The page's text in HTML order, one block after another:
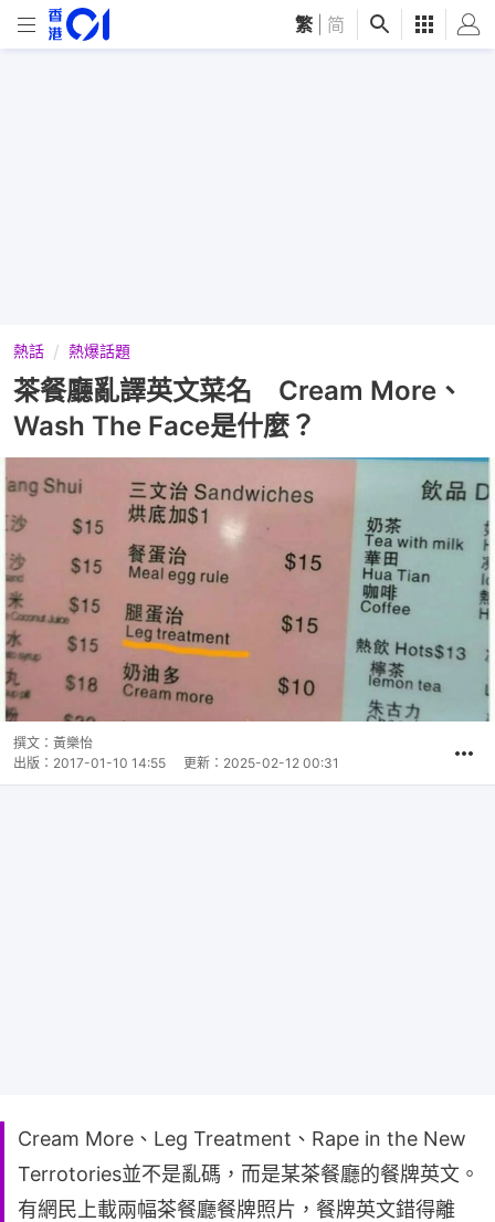
繁 简
熱話 熱爆話題
茶餐廳亂譯英文菜名 Cream More、
Wash The Face是什麼？
撰文： 黃樂怡
出版： 2017-01-10 14:55 更新： 2025-02-12 00:31
Cream More、Leg Treatment、Rape in the New
Terrotories並不是亂碼，而是某茶餐廳的餐牌英文。
有網民上載兩幅茶餐廳餐牌照片，餐牌英文錯得離